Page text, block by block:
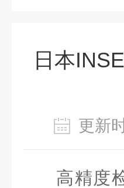
日本
更新
高精度